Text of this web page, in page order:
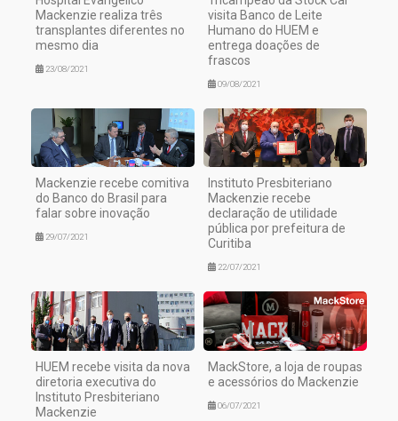
Mackenzie realiza três
transplantes diferentes no
mesmo dia
23/08/2021
visita Banco de Leite
Humano do HUEM e
entrega doações de
frascos
09/08/2021
Mackenzie recebe comitiva
do Banco do Brasil para
falar sobre inovação
29/07/2021
Instituto Presbiteriano
Mackenzie recebe
declaração de utilidade
pública por prefeitura de
Curitiba
22/07/2021
HUEM recebe visita da nova
diretoria executiva do
Instituto Presbiteriano
Mackenzie
MackStore, a loja de roupas
e acessórios do Mackenzie
06/07/2021